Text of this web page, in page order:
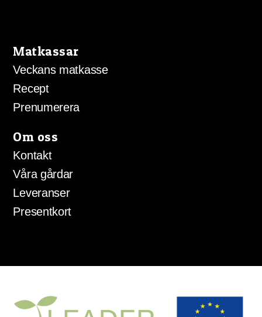
Matkassar
Veckans matkasse
Recept
Prenumerera
Om oss
Kontakt
Våra gårdar
Leveranser
Presentkort